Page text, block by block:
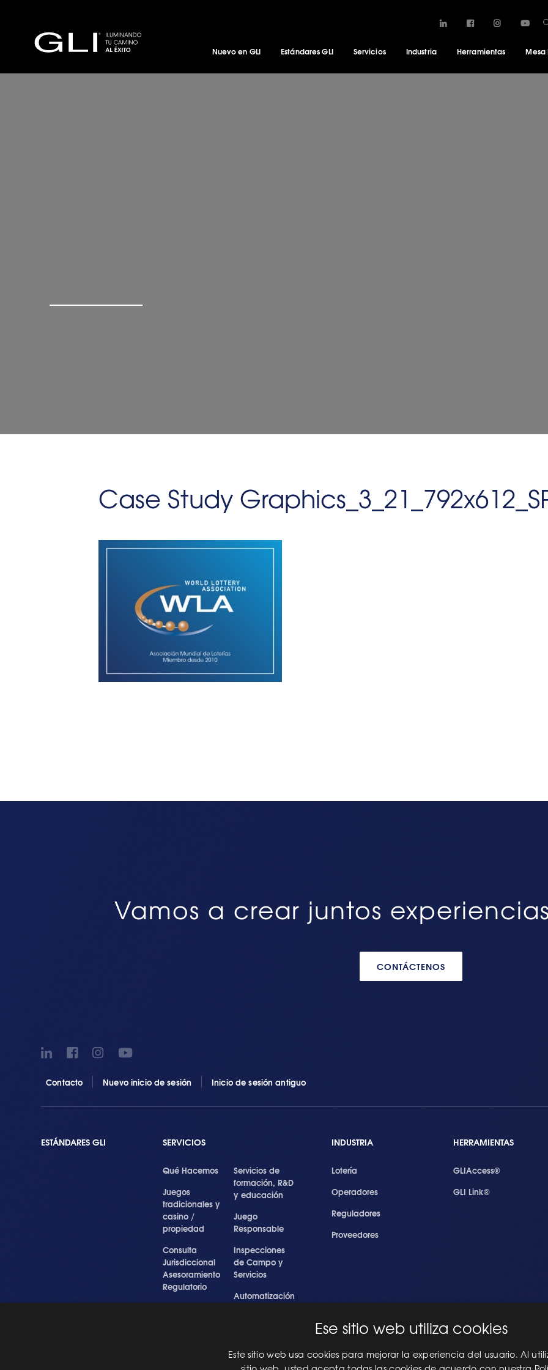
Nuevo en GLI Estándares GLI Servicios Industria Herramientas Mesa
Case Study
Vamos a crear juntos
CONTÁCTENOS
Contacto Nuevo inicio de sesión Inicio de sesión antiguo
ESTÁNDARES GLI SERVICIOS
Qué Hacemos
Juegos
tradicionales y
casino /
propiedad
Consulta
Jurisdiccional
Asesoramiento
Regulatorio
Servicios de
formación, R&D
y educación
Juego
Responsable
Inspecciones
de Campo y
Servicios
Automatización
Profesionales
INDUSTRIA
Lotería
Operadores
Reguladores
Proveedores
HERRAMIENTAS
GLIAccess®
GLI Link®
Ese sitio web utiliza cookies
Este sitio web usa cookies para mejorar la experiencia del usuario. Al